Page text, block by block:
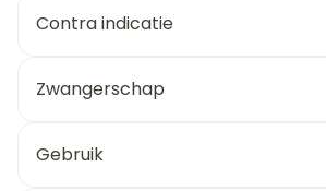
Contra indicatie
Zwangerschap
Gebruik